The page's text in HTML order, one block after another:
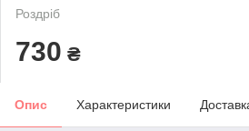
Роздріб
730 ₴
Опис Характеристики